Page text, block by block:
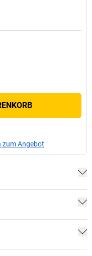
zum Angebot